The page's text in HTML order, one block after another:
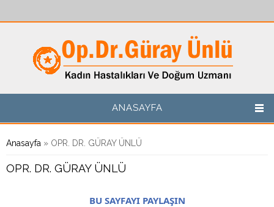
ANASAYFA
Buradasınız
Anasayfa » OPR. DR. GÜRAY ÜNLÜ
OPR. DR. GÜRAY ÜNLÜ
BU SAYFAYI PAYLAŞIN